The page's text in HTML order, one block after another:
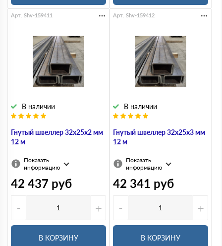
Гнутый швеллер 32х25х2 мм
12 м
В наличии
Арт. Shv-159411
Показать
информацию
42 437 руб
-
+
В КОРЗИНУ
Гнутый швеллер 32х25х3 мм
12 м
В наличии
Арт. Shv-159412
Показать
информацию
42 341 руб
-
+
В КОРЗИНУ